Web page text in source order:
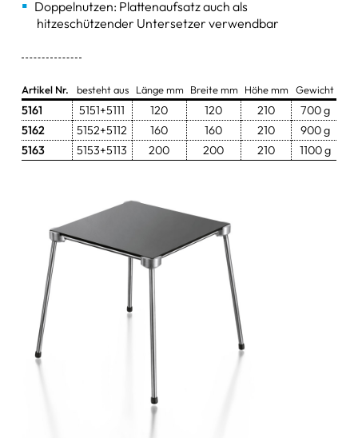
Zangen & Scheren
Schüsseln & Schalen
Wasserstrahlpumpen
Ersatzteile & Zubehör
sonstige Artikel
Doppelnutzen: Plattenaufsatz auch als
hitzeschützender Untersetzer verwendbar
Artikel Nr. besteht aus Länge mm Breite mm Höhe mm Gewicht
5161 5151+5111 120 120 210
700 g
5162
5152+5112 160 160 210
900 g
5163
5153+5113 200 200 210 1100 g